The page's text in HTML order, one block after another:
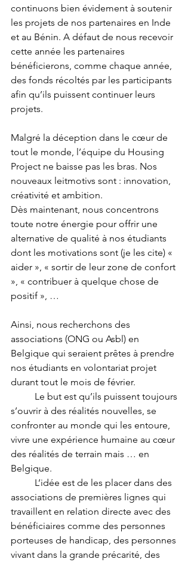
continuons bien évidement à soutenir
les projets de nos partenaires en Inde
et au Bénin. A défaut de nous recevoir
cette année les partenaires
bénéficierons, comme chaque année,
des fonds récoltés par les participants
afin qu’ils puissent continuer leurs
projets.
Malgré la déception dans le cœur de
tout le monde, l’équipe du Housing
Project ne baisse pas les bras. Nos
nouveaux leitmotivs sont : innovation,
créativité et ambition.
Dès maintenant, nous concentrons
toute notre énergie pour offrir une
alternative de qualité à nos étudiants
dont les motivations sont (je les cite) «
aider », « sortir de leur zone de confort
», « contribuer à quelque chose de
positif », …
Ainsi, nous recherchons des
associations (ONG ou Asbl) en
Belgique qui seraient prêtes à prendre
nos étudiants en volontariat projet
durant tout le mois de février.
s’ouvrir à des réalités nouvelles, se
confronter au monde qui les entoure,
vivre une expérience humaine au cœur
des réalités de terrain mais … en
Belgique.
associations de premières lignes qui
travaillent en relation directe avec des
bénéficiaires comme des personnes
porteuses de handicap, des personnes
vivant dans la grande précarité, des